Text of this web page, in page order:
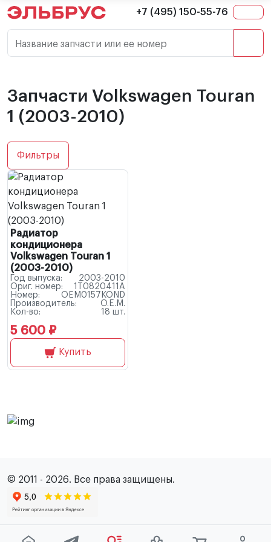
+7 (495) 150-55-76
Название запчасти или ее номер
Запчасти Volkswagen Touran
1 (2003-2010)
Фильтры
Радиатор
кондиционера
Volkswagen Touran 1
(2003-2010)
Год выпуска:
2003-2010
Ориг. номер:
1T0820411A
Номер:
OEM0157KOND
Производитель:
O.E.M.
Кол-во:
18 шт.
5 600 ₽
Купить
© 2011 - 2026. Все права защищены.